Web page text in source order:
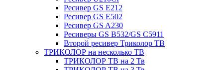
Ресивер GS E212
Ресивер GS E502
Ресивер GS A230
Ресиверы GS B532/GS C5911
Второй ресивер Триколор ТВ
ТРИКОЛОР на несколько ТВ
ТРИКОЛОР ТВ на 2 Тв